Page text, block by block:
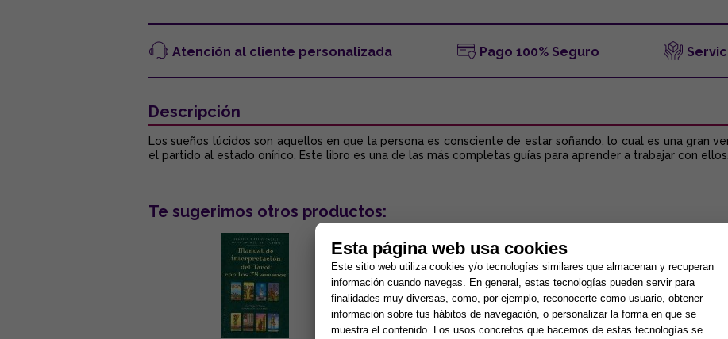
Atención al cliente personalizada Pago 100% Seguro
Descripción
Los sueños lúcidos son aquellos en que la persona es consciente de estar soñando, lo cual es una gran
el partido al estado onírico. Este libro es una de las más completas guías para aprender a trabajar con ellos.
Te sugerimos otros productos:
Esta página web usa cookies
Este sitio web utiliza cookies y/o tecnologías similares que almacenan y recuperan
información cuando navegas. En general, estas tecnologías pueden servir para
finalidades muy diversas, como, por ejemplo, reconocerte como usuario, obtener
información sobre tus hábitos de navegación, o personalizar la forma en que se
muestra el contenido. Los usos concretos que hacemos de estas tecnologías se